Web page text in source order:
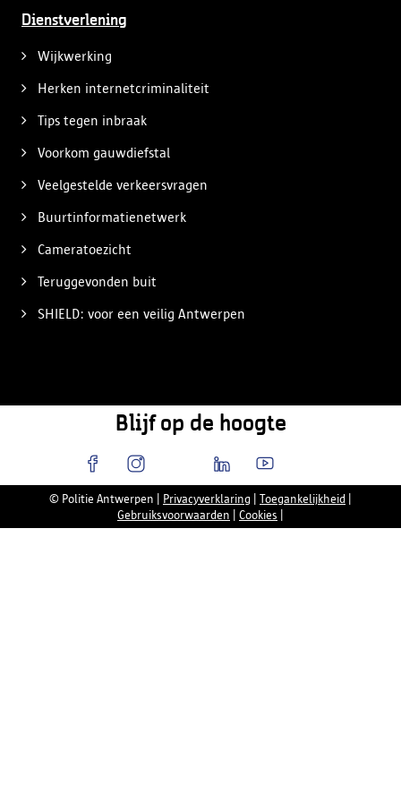
Dienstverlening
Wijkwerking
Herken internetcriminaliteit
Tips tegen inbraak
Voorkom gauwdiefstal
Veelgestelde verkeersvragen
Buurtinformatienetwerk
Cameratoezicht
Teruggevonden buit
SHIELD: voor een veilig Antwerpen
Blijf op de hoogte
© Politie Antwerpen Privacyverklaring Toegankelijkheid
Gebruiksvoorwaarden
Cookies